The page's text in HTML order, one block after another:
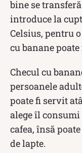
bine se
introduce la
Celsius, pentru
cu banane
Checul cu
persoanele
poate fi servit
alege îl
cafea, însă
de lapte.